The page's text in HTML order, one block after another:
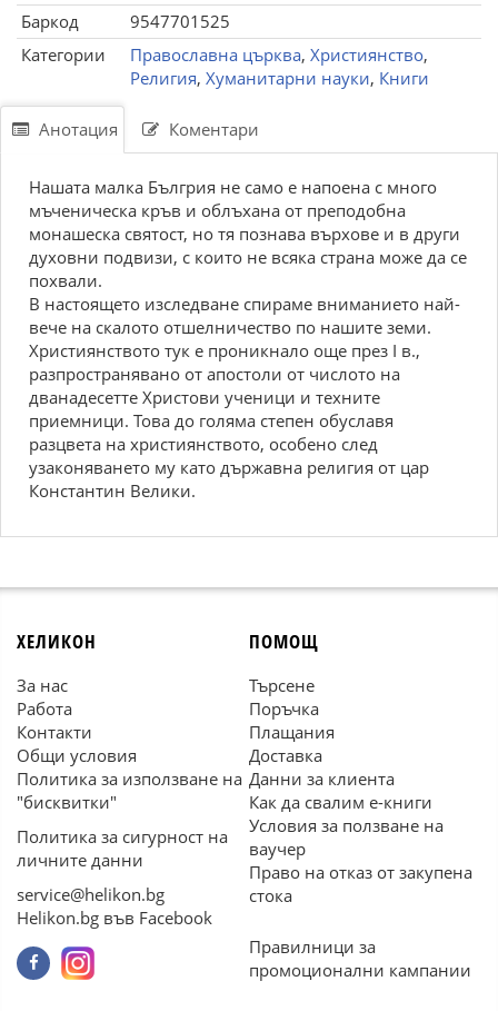
Баркод
9547701525
Категории
Православна църква, Християнство,
Религия, Хуманитарни науки, Книги
Анотация Коментари
Нашата малка Бългрия не само е напоена с много
мъченическа кръв и облъхана от преподобна
монашеска святост, но тя познава върхове и в други
духовни подвизи, с които не всяка страна може да се
похвали.
В настоящето изследване спираме вниманието най-
вече на скалото отшелничество по нашите земи.
Християнството тук е проникнало още през I в.,
разпространявано от апостоли от числото на
дванадесетте Христови ученици и техните
приемници. Това до голяма степен обуславя
разцвета на християнството, особено след
узаконяването му като държавна религия от цар
Константин Велики.
ХЕЛИКОН
За нас
Работа
Контакти
Общи условия
Политика за използване на
"бисквитки"
Политика за сигурност на
личните данни
service@helikon.bg
Helikon.bg във Facebook
ПОМОЩ
Търсене
Поръчка
Плащания
Доставка
Данни за клиента
Как да свалим е-книги
Условия за ползване на
ваучер
Право на отказ от закупена
стока
Правилници за
промоционални кампании